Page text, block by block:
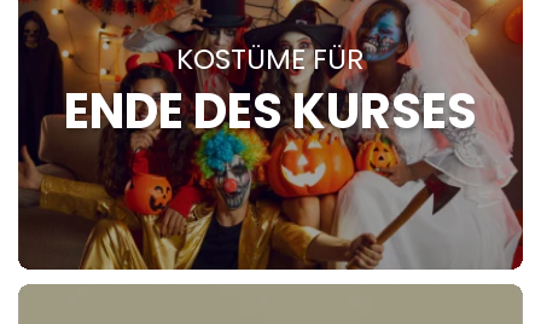
KOSTÜME FÜR
ENDE DES KURSES